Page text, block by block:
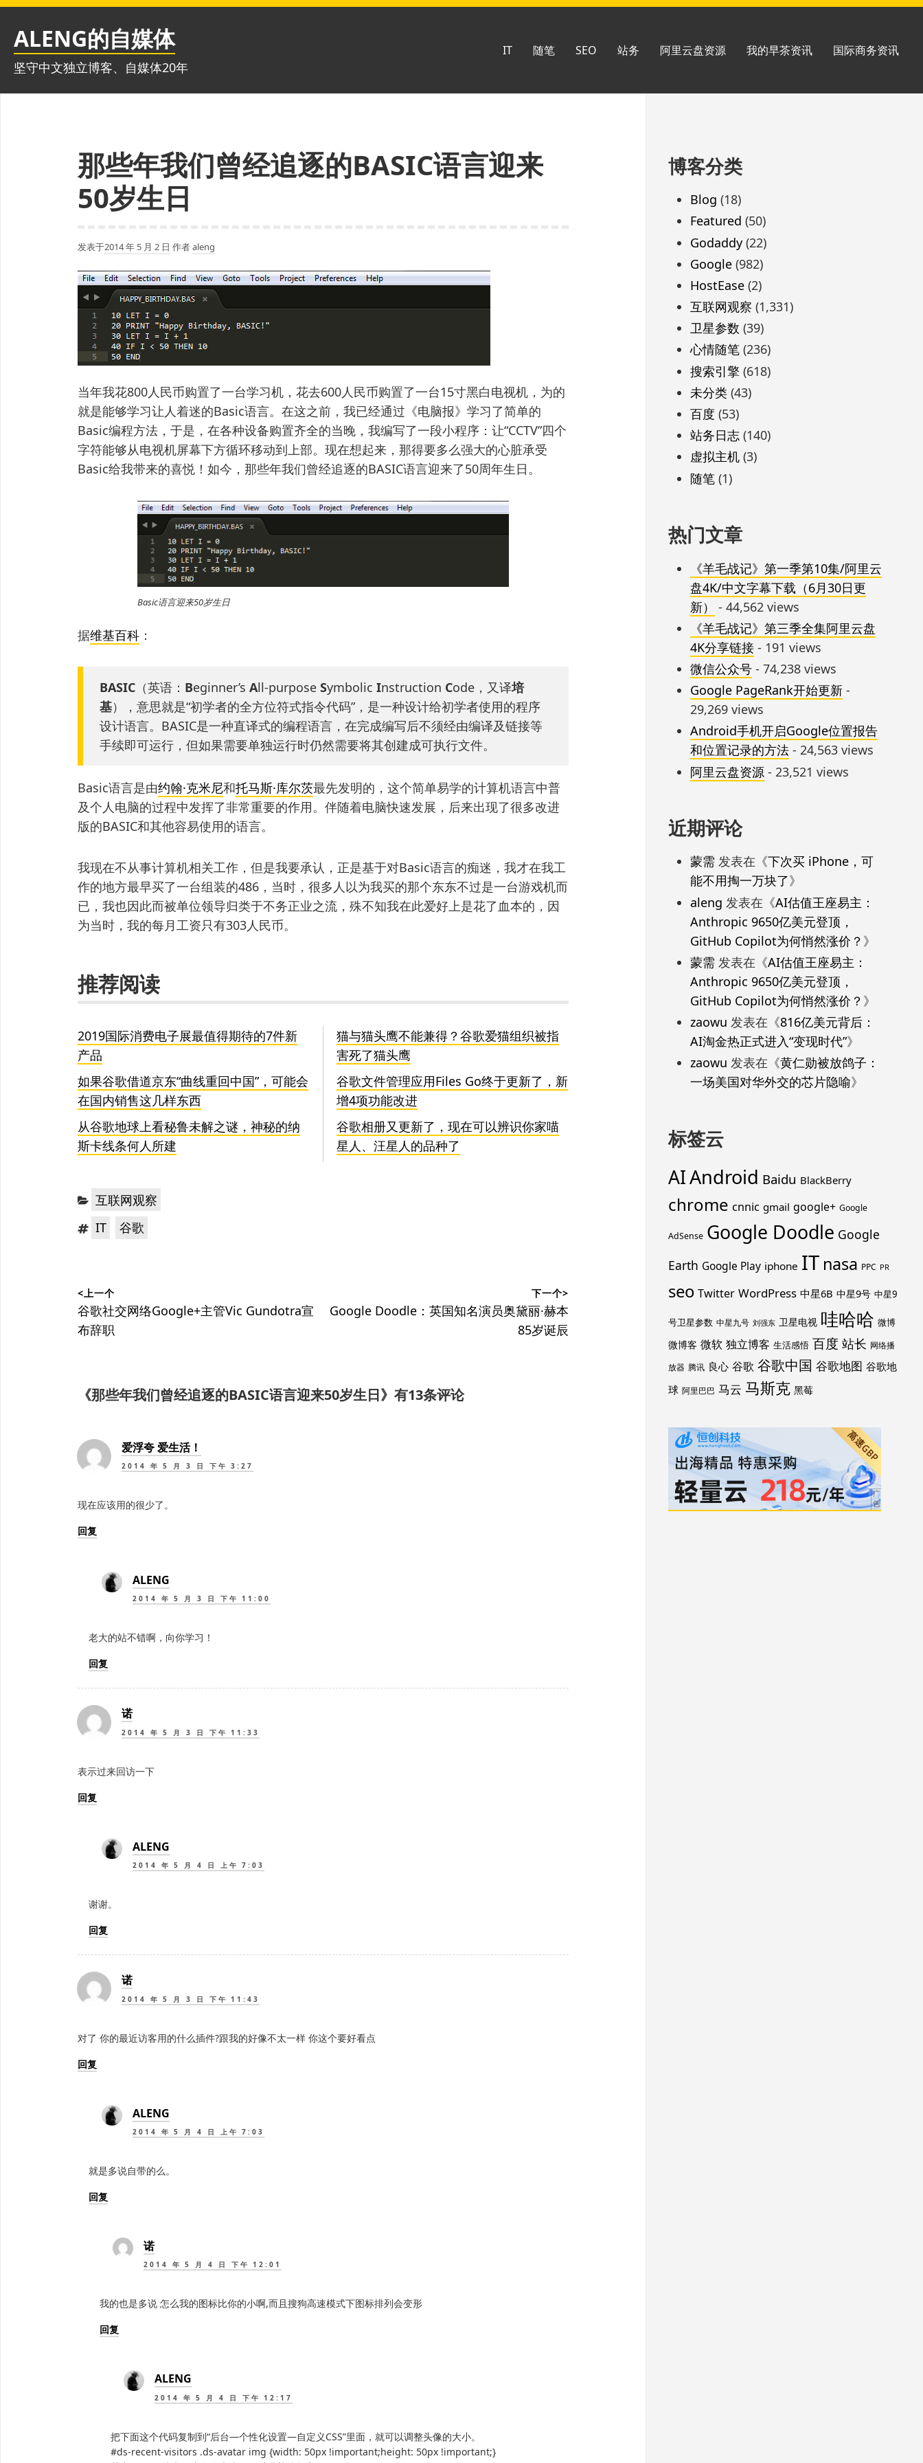
跳
ALENG的自媒体
坚守中文独立博客、自媒体20年
IT 随笔 SEO 站务 阿里云盘资源 我的早茶资讯 国际商务资讯
那些年我们曾经追逐的BASIC语言迎来
50岁生日
发表于2014 年 5 月 2 日 作者aleng
当年我花800人民币购置了一台学习机，花去600人民币购置了一台15寸黑白电视机，为的
就是能够学习让人着迷的Basic语言。在这之前，我已经通过《电脑报》学习了简单的
Basic编程方法，于是，在各种设备购置齐全的当晚，我编写了一段小程序：让“CCTV”四个
字符能够从电视机屏幕下方循环移动到上部。现在想起来，那得要多么强大的心脏承受
Basic给我带来的喜悦！如今，那些年我们曾经追逐的BASIC语言迎来了50周年生日。
Basic语言迎来50岁生日
据维基百科 ：
BASIC （英语： Beginner’s All-purpose Symbolic Instruction Code，又译培
基），意思就是“初学者的全方位符式指令代码”，是一种设计给初学者使用的程序
设计语言。BASIC是一种直译式的编程语言，在完成编写后不须经由编译及链接等
手续即可运行，但如果需要单独运行时仍然需要将其创建成可执行文件。
Basic语言是由约翰·克米尼和托马斯·库尔茨最先发明的，这个简单易学的计算机语言中普
及个人电脑的过程中发挥了非常重要的作用。伴随着电脑快速发展，后来出现了很多改进
版的BASIC和其他容易使用的语言。
我现在不从事计算机相关工作，但是我要承认，正是基于对Basic语言的痴迷，我才在我工
作的地方最早买了一台组装的486，当时，很多人以为我买的那个东东不过是一台游戏机而
已，我也因此而被单位领导归类于不务正业之流，殊不知我在此爱好上是花了血本的，因
为当时，我的每月工资只有303人民币。
推荐阅读
2019国际消费电子展最值得期待的7件新
产品
如果谷歌借道京东“曲线重回中国”，可能会
在国内销售这几样东西
从谷歌地球上看秘鲁未解之谜，神秘的纳
斯卡线条何人所建
猫与猫头鹰不能兼得？谷歌爱猫组织被指
害死了猫头鹰
谷歌文件管理应用Files Go终于更新了，新
增4项功能改进
谷歌相册又更新了，现在可以辨识你家喵
星人、汪星人的品种了
分 互联网观察
标 IT ，
谷歌
章
导
<上一个
上
篇
谷歌社交网络Google+主管Vic Gundotra宣
布辞职
下一个>
下
Google Doodle：英国知名演员奥黛丽·赫本
85岁诞辰
《那些年我们曾经追逐的BASIC语言迎来50岁生日》有13条评论
爱浮夸 爱生活！
2014 年 5 月 3 日 下午 3:27
现在应该用的很少了。
回复
ALENG
2014 年 5 月 3 日 下午 11:00
老大的站不错啊，向你学习！
回复
诺
2014 年 5 月 3 日 下午 11:33
表示过来回访一下
回复
ALENG
2014 年 5 月 4 日 上午 7:03
谢谢。
回复
诺
2014 年 5 月 3 日 下午 11:43
对了 你的最近访客用的什么插件?跟我的好像不太一样 你这个要好看点
回复
ALENG
2014 年 5 月 4 日 上午 7:03
就是多说自带的么。
回复
诺
2014 年 5 月 4 日 下午 12:01
我的也是多说 怎么我的图标比你的小啊,而且搜狗高速模式下图标排列会变形
回复
ALENG
2014 年 5 月 4 日 下午 12:17
把下面这个代码复制到“后台—个性化设置—自定义CSS”里面，就可以调整头像的大小。
#ds-recent-visitors .ds-avatar img {width: 50px !important;height: 50px !important;}
至
脚
博客分类
Blog (18)
Featured (50)
Godaddy(22)
Google(982)
HostEase(2)
互联网观察 (1,331)
卫星参数 (39)
心情随笔(236)
搜索引擎 (618)
未分类(43)
百度 (53)
站务日志(140)
虚拟主机(3)
随笔(1)
热门文章
《羊毛战记》第一季第10集/阿里云
盘4K/中文字幕下载（6月30日更
新）
- 44,562 views
《羊毛战记》第三季全集阿里云盘
4K分享链接- 191 views
微信公众号- 74,238 views
Google PageRank开始更新-
29,269 views
Android手机开启Google位置报告
和位置记录的方法- 24,563 views
阿里云盘资源- 23,521 views
近期评论
蒙需发表在《下次买 iPhone，可
能不用掏一万块了》
aleng 发表在《AI估值王座易主：
Anthropic 9650亿美元登顶，
GitHub Copilot为何悄然涨价？ 》
蒙需发表在《AI估值王座易主：
Anthropic 9650亿美元登顶，
GitHub Copilot为何悄然涨价？ 》
zaowu 发表在《816亿美元背后：
AI淘金热正式进入“变现时代”》
zaowu 发表在《黄仁勋被放鸽子：
一场美国对华外交的芯片隐喻》
标签云
AIAndroid Baidu BlackBerry
chrome cnnic gmail google+ Google
AdSense Google Doodle Google
Earth Google Play iphone IT nasa PPC PR
seo Twitter WordPress 中星6B 中星9号 中星9
号卫星参数 中星九号 刘强东 卫星电视 哇哈哈 微博
微博客 微软 独立博客 生活感悟 百度 站长 网络播
放器 腾讯 良心 谷歌 谷歌中国 谷歌地图 谷歌地
球 阿里巴巴 马云 马斯克 黑莓